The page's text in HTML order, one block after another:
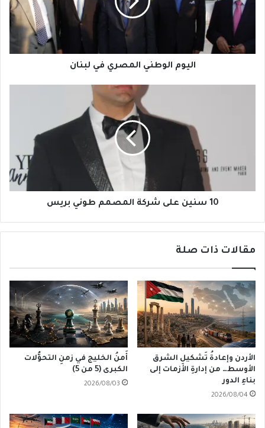
لبنان
اليوم الوطني المصري في لبنان
بريس
10 سنين على شركة المصمم طوني بريس
مقالات ذات صلة
الأردن وإعادةُ تَشكيلِ الشرق
الأوسط… من إدارةِ الأزمات إلى
بناءِ الدور
2026/08/04
أَمنُ الخليج في زمنِ التحوُّلات
الكبرى (5 من 5)
2026/08/03